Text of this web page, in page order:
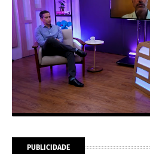
PUBLICIDADE